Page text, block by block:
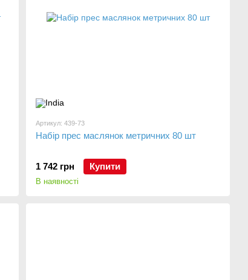
Артикул: 439-73
Набір прес маслянок метричних 80 шт
1 742 грн Купити
В наявності